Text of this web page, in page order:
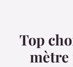
Top
mètre